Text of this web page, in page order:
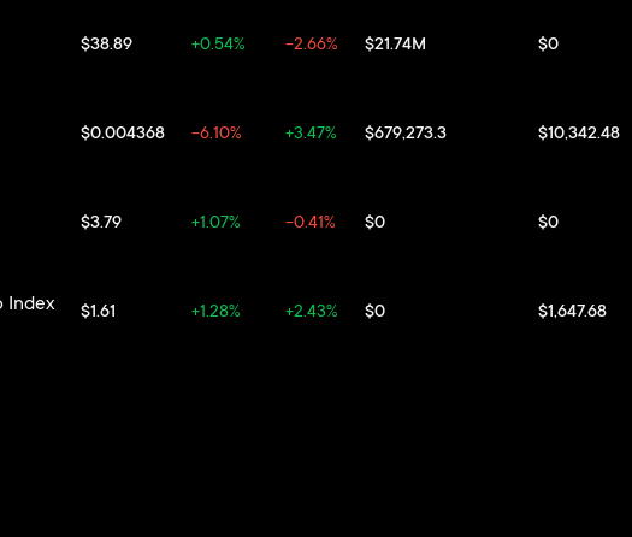
$38.89 +0.54% -2.66% $21.74M $0
$0.004368 -6.10% +3.47% $679,273.3 $10,342.48
$3.79 +1.07% -0.41% $0 $0
Index $1.61 +1.28% +2.43% $0 $1,647.68